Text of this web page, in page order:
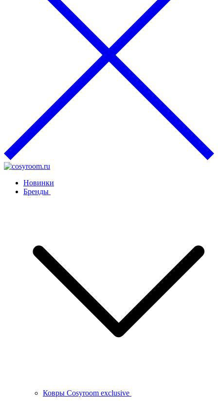
Новинки
Бренды
Ковры Cosyroom exclusive